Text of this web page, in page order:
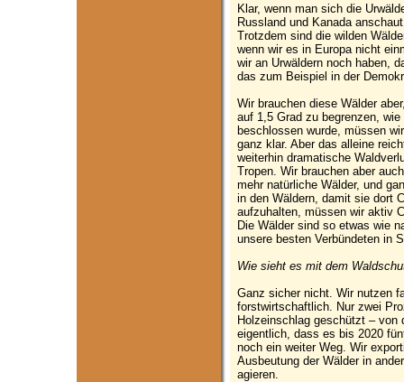
Klar, wenn man sich die
Russland und Kanada
Trotzdem sind die wilden
wenn wir es in Europa nicht
wir an Urwäldern noch haben,
das zum Beispiel in der
Wir brauchen diese Wälder
auf 1,5 Grad zu begrenzen,
beschlossen wurde, müssen
ganz klar. Aber das alleine
weiterhin dramatische
Tropen. Wir brauchen aber
mehr natürliche Wälder, und
in den Wäldern, damit sie dort
aufzuhalten, müssen wir aktiv
Die Wälder sind so etwas wie
unsere besten Verbündeten in
Wie sieht es mit dem
Ganz sicher nicht. Wir nutzen
forstwirtschaftlich. Nur zwei
Holzeinschlag geschützt – von
eigentlich, dass es bis 2020
noch ein weiter Weg. Wir
Ausbeutung der Wälder in
agieren.